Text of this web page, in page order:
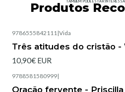
TAMBÉM PODE ESTAR
Produtos
9786555842111 |Vida
Três atitudes do cristão -
10,90€ EUR
9788581580999|
Oração fervente - Priscilla